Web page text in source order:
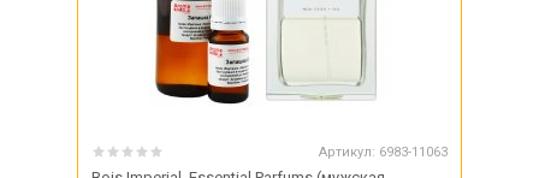
Артикул: 6983-11063